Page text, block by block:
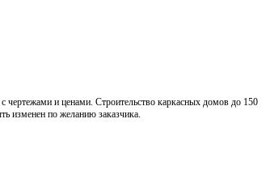
и ценами. Строительство каркасных домов до 150
изменен по желанию заказчика.